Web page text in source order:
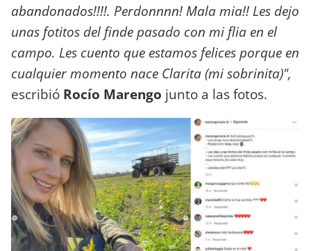
abandonados!!!!. Perdonnnn! Mala mia!! Les dejo
unas fotitos del finde pasado con mi flia en el
campo. Les cuento que estamos felices porque en
cualquier momento nace Clarita (mi sobrinita)",
escribió Rocío Marengo junto a las fotos.